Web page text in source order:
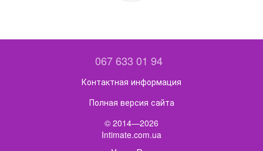
067 633 01 94
Контактная информация
Полная версия сайта
© 2014—2026
Intimate.com.ua